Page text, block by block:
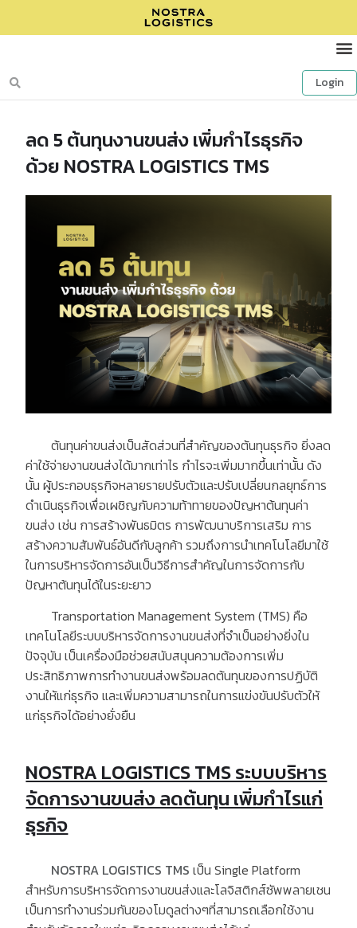
Login
ลด 5 ต้นทุนงานขนส่ง เพิ่มกำไรธุรกิจ
ด้วย NOSTRA LOGISTICS TMS
ต้นทุนค่าขนส่งเป็นสัดส่วนที่สำคัญของต้นทุนธุรกิจ ยิ่งลด
ค่าใช้จ่ายงานขนส่งได้มากเท่าไร กำไรจะเพิ่มมากขึ้นเท่านั้น ดัง
นั้น ผู้ประกอบธุรกิจหลายรายปรับตัวและปรับเปลี่ยนกลยุทธ์การ
ดำเนินธุรกิจเพื่อเผชิญกับความท้าทายของปัญหาต้นทุนค่า
ขนส่ง เช่น การสร้างพันธมิตร การพัฒนาบริการเสริม การ
สร้างความสัมพันธ์อันดีกับลูกค้า รวมถึงการนำเทคโนโลยีมาใช้
ในการบริหารจัดการอันเป็นวิธีการสำคัญในการจัดการกับ
ปัญหาต้นทุนได้ในระยะยาว
Transportation Management System (TMS)คือ
เทคโนโลยีระบบบริหารจัดการงานขนส่งที่จำเป็นอย่างยิ่งใน
ปัจจุบัน เป็นเครื่องมือช่วยสนับสนุนความต้องการเพิ่ม
ประสิทธิภาพการทำงานขนส่งพร้อมลดต้นทุนของการปฏิบัติ
งานให้แก่ธุรกิจ และเพิ่มความสามารถในการแข่งขันปรับตัวให้
แก่ธุรกิจได้อย่างยั่งยืน
NOSTRA LOGISTICS TMS ระบบบริหาร
จัดการงานขนส่ง ลดต้นทุน เพิ่มกำไรแก่
ธุรกิจ
NOSTRA LOGISTICS TMS เป็น Single Platform
สำหรับการบริหารจัดการงานขนส่งและโลจิสติกส์ซัพพลายเชน
เป็นการทำงานร่วมกันของโมดูลต่างๆที่สามารถเลือกใช้งาน